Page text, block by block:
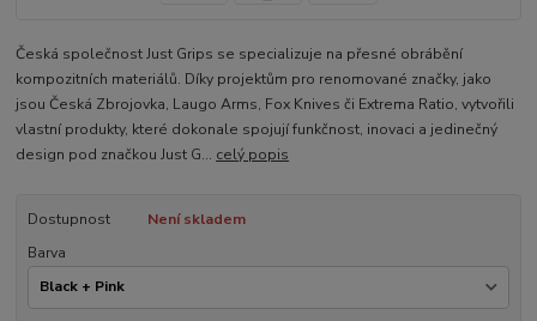
Česká společnost Just Grips se specializuje na přesné obrábění
kompozitních materiálů. Díky projektům pro renomované značky, jako
jsou Česká Zbrojovka, Laugo Arms, Fox Knives či Extrema Ratio, vytvořili
vlastní produkty, které dokonale spojují funkčnost, inovaci a jedinečný
design pod značkou Just G... celý popis
Dostupnost
Není skladem
Barva